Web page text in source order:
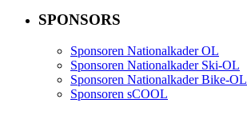
SPONSORS
Sponsoren Nationalkader OL
Sponsoren Nationalkader Ski-OL
Sponsoren Nationalkader Bike-OL
Sponsoren sCOOL